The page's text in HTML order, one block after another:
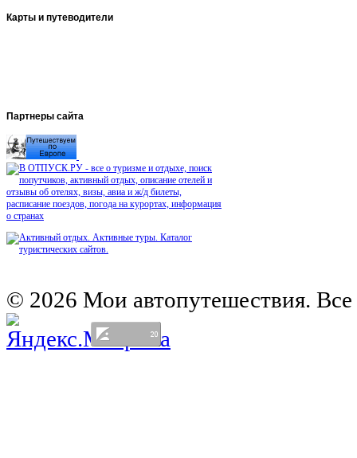
Карты и путеводители
Партнеры сайта
© 2026 Мои автопутешествия.